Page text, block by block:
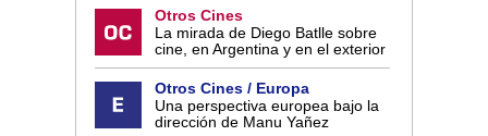
Otros Cines
La mirada de Diego Batlle sobre
cine, en Argentina y en el exterior
Otros Cines / Europa
Una perspectiva europea bajo la
dirección de Manu Yañez